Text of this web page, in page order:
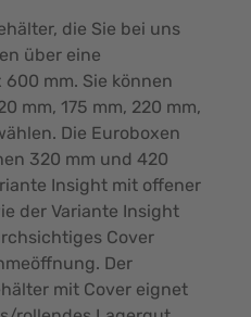
die Sie bei uns
über eine
mm. Sie können
mm, 175 mm, 220 mm,
Die Euroboxen
320 mm und 420
Insight mit offener
der Variante Insight
Cover
Der
mit Cover eignet